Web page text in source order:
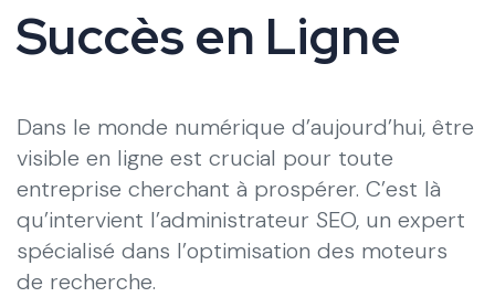
Succès en Ligne
Dans le monde numérique d’aujourd’hui, être
visible en ligne est crucial pour toute
entreprise cherchant à prospérer. C’est là
qu’intervient l’administrateur SEO, un expert
spécialisé dans l’optimisation des moteurs
de recherche.